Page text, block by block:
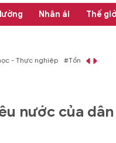
Nhân ái Thế
- Thực nghiệp #Tổng rà soát
nước của dân